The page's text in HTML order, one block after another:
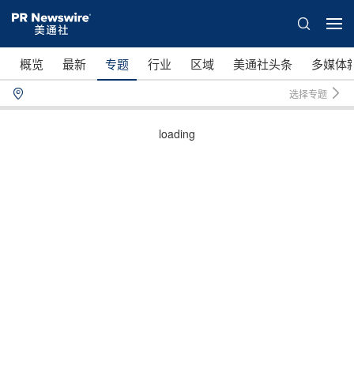
概览 最新 专题 行业 区域 美通社头条 多媒体
选择专题
loading